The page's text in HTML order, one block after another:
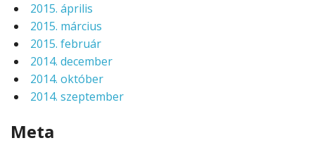
2015. április
2015. március
2015. február
2014. december
2014. október
2014. szeptember
Meta